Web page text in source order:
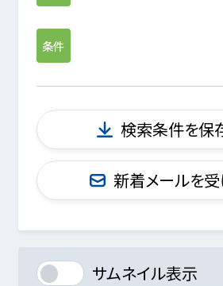
条件
検索条件を保
新着メールを
サムネイル表示